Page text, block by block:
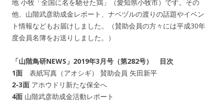
地 小牧「全国に名を馳せた鶏」（愛知県小牧市）です。その
他、山階武彦助成金レポート、ナベヅルの渡りの話題やイベン
ト情報などもお届けしました。（賛助会員の方々には平成30年
度会員名簿をお送りしました。）
「山階鳥研NEWS」2019年3月号（第282号） 目次
1面 表紙写真（アオシギ） 賛助会員 矢田新平
2-3面 アホウドリ新たな保全へ
4面 山階武彦助成金活動レポート